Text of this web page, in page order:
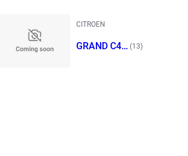
CITROEN
GRAND C4 S (13)